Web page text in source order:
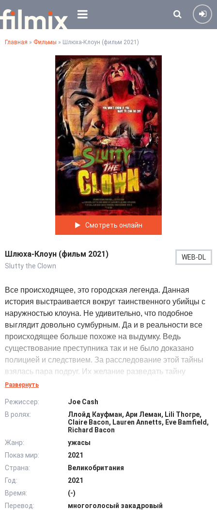
Главная » Фильмы » Шлюха-Клоун (фильм 2021)
Смотреть онлайн
Шлюха-Клоун (фильм 2021)
Slutty the Clown
WEB-DL
Все происходящее, это городская легенда. Данная
история выстраивается вокруг таинственного убийцы с
наружностью клоуна. Не удивительно, что подобное
выглядит довольно сумбурным. Да и в реальности все
происходящее больше похоже на выдумку. Ведь
существование преступника так и не было доказано
полицией и следствием. За расследование этой тайны
взялась пара подруг. Их желание разведать тайну
вынудило двигаться по пути преступлений связанных с
Они просто жаждут развлечения таким странным
методом. Только все дальнейшее, обернется
неожиданными итогами и находками. То, что не
удавалось остальным, станет правдой для героинь. Они
нашли следы того самого маньяка в лице клоуна. Это
открытие обернется для них жесточайшим уроком. Ведь
желая радости и веселья, они обрели преследователя в
виде страшнейшей опасности. @Filmix.fan
Развернуть
Режиссер:
Joe Cash
В ролях:
Ллойд Кауфман, Ари Леман, Lili Thorpe,
Claire Bacon, Lauren Annetts, Eve Bamfield,
Richard Bacon
Жанр:
ужасы
Показ мир:
2021
Страна:
Великобритания
Год:
2021
Время:
(-)
Перевод:
многоголосый закадровый